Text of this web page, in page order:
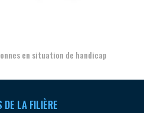
en situation de handicap
DE LA FILIÈRE